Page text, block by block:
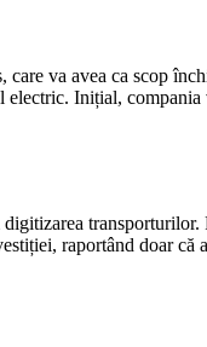
va avea ca scop
Inițial,
transporturilor.
raportând doar că